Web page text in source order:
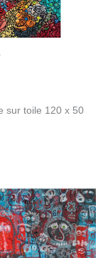
sur toile 120 x 50